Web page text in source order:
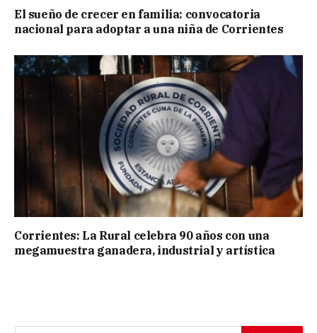
El sueño de crecer en familia: convocatoria
nacional para adoptar a una niña de Corrientes
Corrientes: La Rural celebra 90 años con una
megamuestra ganadera, industrial y artística